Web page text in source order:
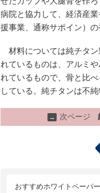
病院と協力して、経済産
援事業、通称サポイン）
材料については純チタン
れているものは、アルミ
れているもので、骨と比
している。純チタンは不
→ 次ページ
おすすめホワイトペーパー